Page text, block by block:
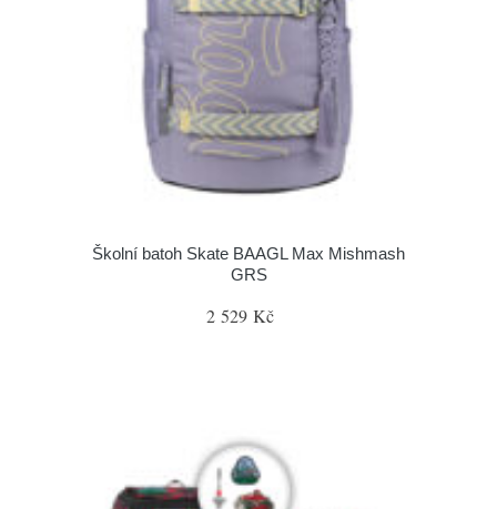
Školní batoh Skate BAAGL Max Mishmash
GRS
2 529 Kč